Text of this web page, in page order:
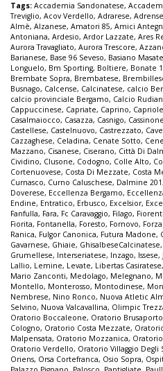
Tags: Accademia Sandonatese,
Treviglio, Acov Verdello, Adrarese, Adrense
Almè, Alzanese, Amatori 85, Amici
Antoniana, Ardesio, Ardor Lazzate, Ares
Aurora Travagliato, Aurora Trescore,
Barianese, Base 96 Seveso, Basiano
Longuelo, Bm Sporting, Boltiere, Bonate
Brembate Sopra, Brembatese,
Busnago, Calcense, Calcinatese, calcio
calcio provinciale Bergamo, Calcio
Cappuccinese, Capriate, Caprino,
Casalmaiocco, Casazza, Casnigo, Cassinone
Castellese, Castelnuovo, Castrezzato,
Cazzaghese, Celadina, Cenate Sotto, Cene
Mazzano, Cisanese, Ciserano, Città Di
Cividino, Clusone, Codogno, Colle Alto,
Cortenuovese, Costa Di Mezzate, Costa
Curnasco, Curno Caluschese, Dalmine
Doverese, Eccellenza Bergamo,
Endine, Entratico, Erbusco, Excelsior,
Fanfulla, Fara, Fc Caravaggio, Filago,
Fiorita, Fontanella, Foresto, Fornovo,
Ranica, Fulgor Canonica, Futura Madone,
Gavarnese, Ghiaie, GhisalbeseCalcinatese,
Grumellese, Interseriatese, Inzago, Issese,
Lallio, Lemine, Levate, Libertas Casiratese,
Mario Zanconti, Medolago, Melegnano,
Montello, Monterosso, Montodinese,
Nembrese, Nino Ronco, Nuova Atletic
Selvino, Nuova Valcavallina, Olimpic
Oratorio Boccaleone, Oratorio Brusaporto
Cologno, Oratorio Costa Mezzate,
Malpensata, Oratorio Mozzanica,
Oratorio Verdello, Oratorio Villaggio Degli
Oriens, Orsa Cortefranca, Osio Sopra,